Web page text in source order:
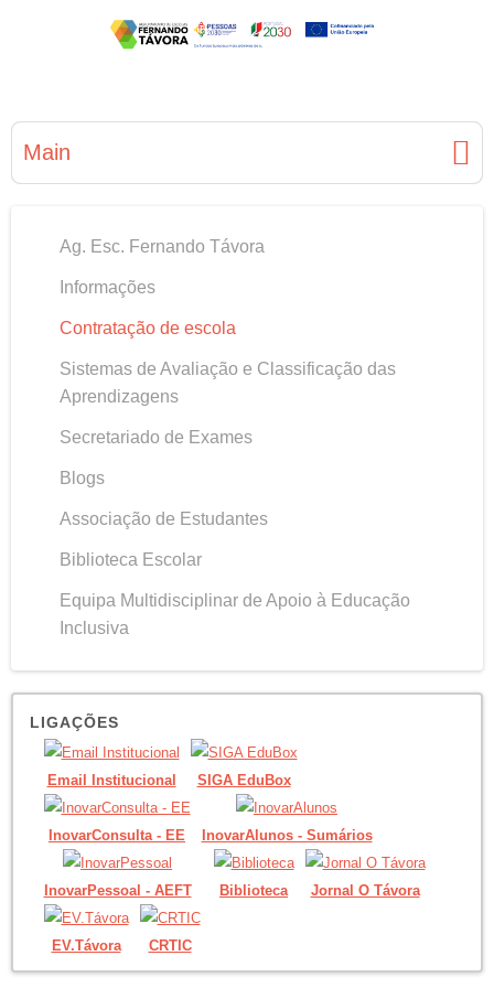
Main
Ag. Esc. Fernando Távora
Informações
Contratação de escola
Sistemas de Avaliação e Classificação das
Aprendizagens
Secretariado de Exames
Blogs
Associação de Estudantes
Biblioteca Escolar
Equipa Multidisciplinar de Apoio à Educação
Inclusiva
LIGAÇÕES
Email Institucional SIGA EduBox
InovarConsulta - EE InovarAlunos - Sumários
InovarPessoal - AEFT Biblioteca Jornal O Távora
EV.Távora CRTIC